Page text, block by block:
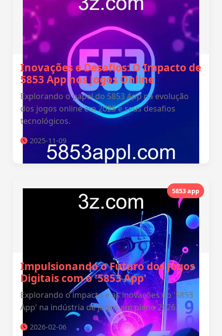
Inovações e Desafios: O Impacto de
5853 App nos Jogos Online
Explorando o papel do 5853 App na evolução
dos jogos online em 2025 e seus desafios
tecnológicos.
2025-11-09
5853 app
Impulsionando o Futuro dos Jogos
Digitais com o '5853 App'
Explorando o impacto e as inovações do '5853
App' na indústria de jogos em pleno 2026.
2026-02-06